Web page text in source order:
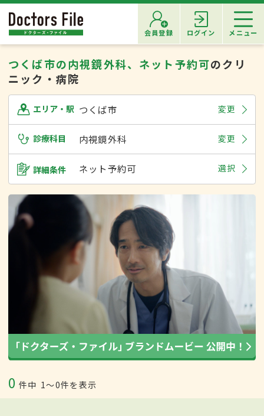
会員登録 ログイン メニュー
つくば市の内視鏡外科、ネット予約可のクリ
ニック・病院
エリア・駅 つくば市 変更
診療科目 内視鏡外科 変更
詳細条件 ネット予約可 選択
0 件中 1〜0件を表示